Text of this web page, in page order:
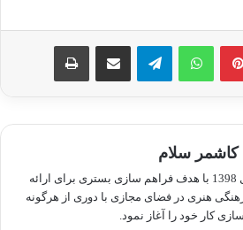
پینترستواتس آپ تلگرام اشتراک گذاری از طریق ایمیل چاپ
کاشمر سلام
رسانه کاشمر سلام، از سال 1398 با هدف فراهم سازی بستری برای ارائه
هنری در فضای مجازی با دوری از هرگونه
کار خود را آغاز نمود.